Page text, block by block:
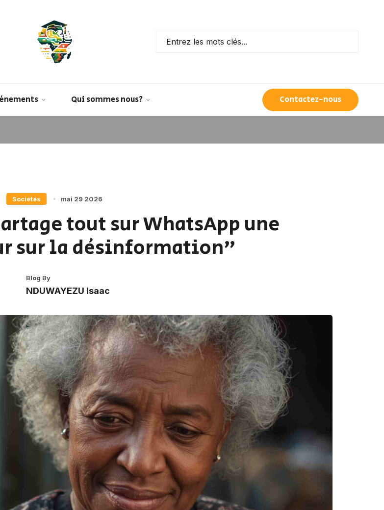
Qui sommes nous? Contactez-nous
Sociétés mai 29 2026
tout sur WhatsApp une
sur la désinformation"
Blog By
NDUWAYEZU Isaac